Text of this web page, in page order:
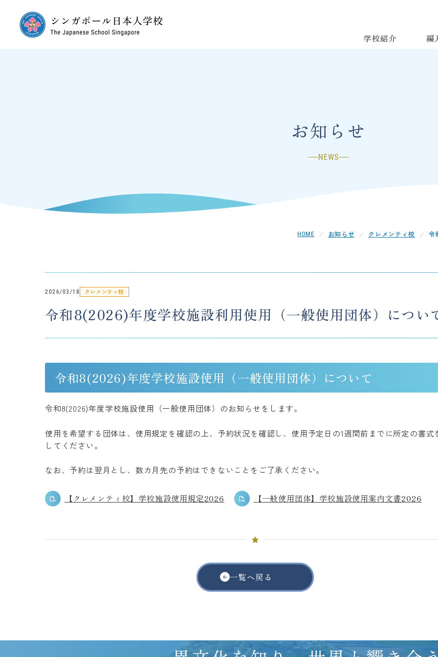
学校紹介 編
お知らせ
NEWS
HOME お知らせ クレメンティ校 令
2026/03/18 クレメンティ校
令和8(2026)年度学校施設利用使用（一般使用団体）につい
令和8(2026)年度学校施設使用（一般使用団体）について
令和8(2026)年度学校施設使用（一般使用団体）のお知らせをします。
使用を希望する団体は、使用規定を確認の上、予約状況を確認し、使用予定日の1週間前までに所定の書式
してください。
なお、予約は翌月とし、数カ月先の予約はできないことをご了承ください。
【クレメンティ校】学校施設使用規定2026 【一般使用団体】学校施設使用案内文書2026
一覧へ戻る